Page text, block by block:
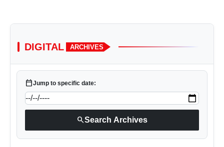
DIGITAL ARCHIVES
calendar_todayJump to specific date:
searchSearch Archives